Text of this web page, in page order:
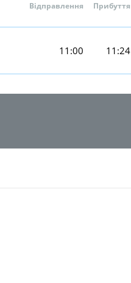
Відправлення Прибуття
11:00 11:24